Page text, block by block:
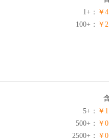
1+： ￥
100+： ￥
5+： ￥
500+： ￥
2500+： ￥